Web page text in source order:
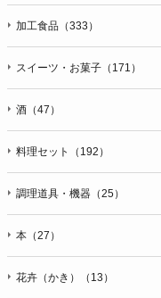
加工食品（333）
スイーツ・お菓子（171）
酒（47）
料理セット（192）
調理道具・機器（25）
本（27）
花卉（かき）（13）